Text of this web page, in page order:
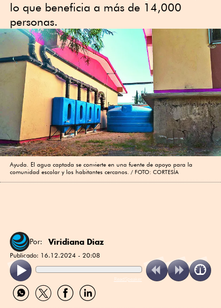
lo que beneficia a más de 14,000
personas.
Ayuda. El agua captada se convierte en una fuente de apoyo para la
comunidad escolar y los habitantes cercanos.
FOTO: CORTESÍA
Por: Viridiana Diaz
Publicado: 16.12.2024 - 20:08
ReadSpeaker
Compartir
por
Compartir
por
Compartir
por
Compartir
por